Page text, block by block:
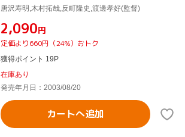
唐沢寿明,木村拓哉,反町隆史,渡邊孝好(監督)
¥2,090円
定価より660円（24%）おトク
獲得ポイント 19P
在庫あり
発売年月日：2003/08/20
カートへ追加